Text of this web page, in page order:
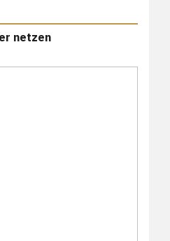
netzen